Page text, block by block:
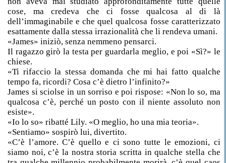
cose, ma credeva che ci fosse qualcosa al di là
dell’immaginabile e che quel qualcosa fosse caratterizzato
esattamente dalla stessa irrazionalità che li rendeva umani.
«James» iniziò, senza nemmeno pensarci.
Il ragazzo girò la testa per guardarla meglio, e poi «Sì?» le
chiese.
«Ti rifaccio la stessa domanda che mi hai fatto qualche
tempo fa, ricordi? Cosa c’è dietro l’infinito?»
James si sciolse in un sorriso e poi rispose: «Non lo so, ma
qualcosa c’è, perché un posto con il niente assoluto non
esiste».
«Io lo so» ribatté Lily. «O meglio, ho una mia teoria».
«Sentiamo» sospirò lui, divertito.
«C’è l’amore. C’è quello e ci sono tutte le emozioni, ci
siamo noi, c’è la nostra storia scritta in qualche stella che